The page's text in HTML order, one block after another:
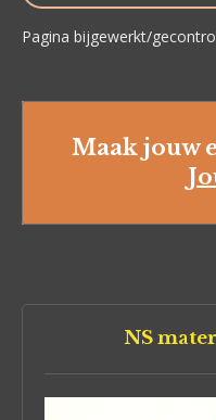
Pagina bijgewerkt/
Maak jouw
NS